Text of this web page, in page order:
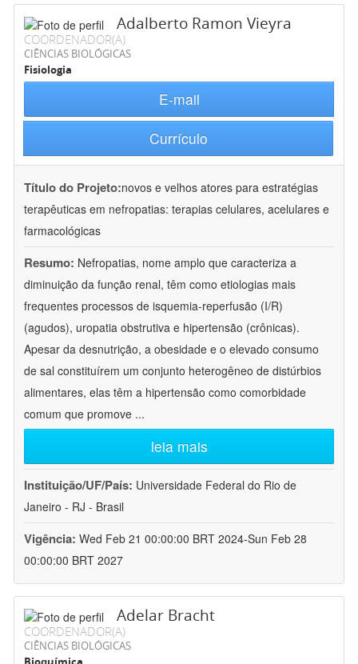
Adalberto Ramon Vieyra
COORDENADOR(A)
CIÊNCIAS BIOLÓGICAS
Fisiologia
E-mail
Currículo
Título do Projeto:novos e velhos atores para estratégias
terapêuticas em nefropatias: terapias celulares, acelulares e
farmacológicas
Resumo: Nefropatias, nome amplo que caracteriza a
diminuição da função renal, têm como etiologias mais
frequentes processos de isquemia-reperfusão (I/R)
(agudos), uropatia obstrutiva e hipertensão (crônicas).
Apesar da desnutrição, a obesidade e o elevado consumo
de sal constituírem um conjunto heterogêneo de distúrbios
alimentares, elas têm a hipertensão como comorbidade
comum que promove ...
leia mais
Instituição/UF/País: Universidade Federal do Rio de
Janeiro - RJ - Brasil
Vigência: Wed Feb 21 00:00:00 BRT 2024-Sun Feb 28
00:00:00 BRT 2027
Adelar Bracht
COORDENADOR(A)
CIÊNCIAS BIOLÓGICAS